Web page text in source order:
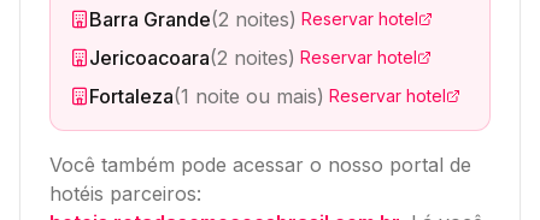
Barra Grande(2 noites) Reservar hotel
Jericoacoara(2 noites) Reservar hotel
Fortaleza(1 noite ou mais) Reservar hotel
Você também pode acessar o nosso portal de
hotéis parceiros: